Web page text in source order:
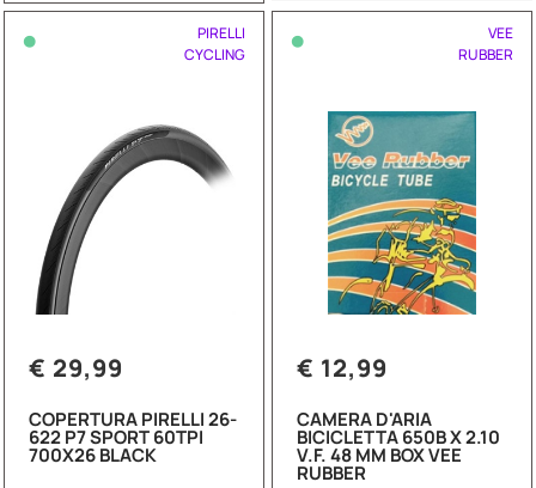
•
PIRELLI
CYCLING
€ 29,99
COPERTURA PIRELLI 26-
622 P7 SPORT 60TPI
700X26 BLACK
•
VEE
RUBBER
€ 12,99
CAMERA D'ARIA
BICICLETTA 650B X 2.10
V.F. 48 MM BOX VEE
RUBBER